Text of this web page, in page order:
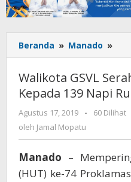
Beranda » Manado »
SK
Walikota GSVL
Kepada 139 Napi
Agustus 17, 2019
oleh
Jamal
-
60 Dilihat
oleh Jamal Mopatu
Manado –
(HUT) ke-74